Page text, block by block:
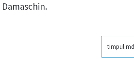
Damaschin.